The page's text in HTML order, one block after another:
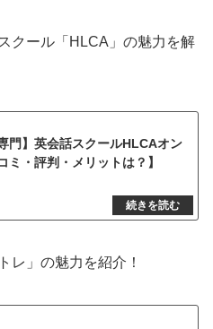
クール「HLCA」の魅力を解
門】英会話スクールHLCAオン
ミ・評判・メリットは？】
レ」の魅力を紹介！